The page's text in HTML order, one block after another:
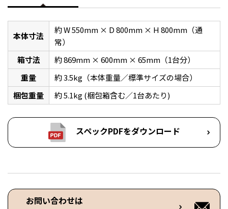
本体寸法
約 W 550mm × D 800mm × H 800mm（通
常）
箱寸法
約 869mm × 600mm × 65mm（1台分）
重量
約 3.5kg（本体重量／標準サイズの場合）
梱包重量
約 5.1kg (梱包箱含む／1台あたり)
スペックPDFをダウンロード
お問い合わせは